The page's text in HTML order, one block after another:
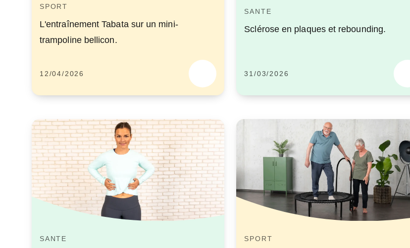
SPORT
L'entraînement Tabata sur un mini-
trampoline bellicon.
12/04/2026
SANTE
Sclérose en plaques et rebounding.
31/03/2026
SANTE SPORT